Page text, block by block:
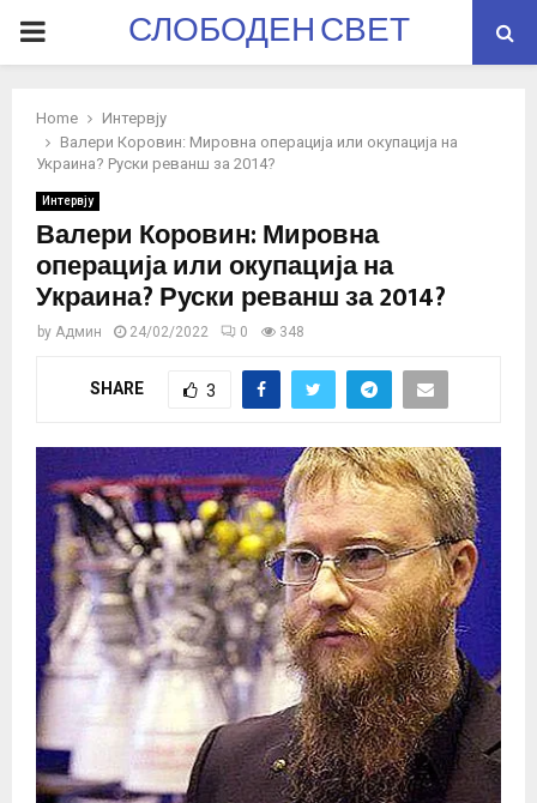
PRIMARYСЛОБОДЕН СВЕТ
Home
Интервју
Валери Коровин: Мировна операција или окупација на
Украина? Руски реванш за 2014?
Интервју
Валери Коровин: Мировна
операција или окупација на
Украина? Руски реванш за 2014?
by Админ 24/02/2022 0 348
SHARE 3